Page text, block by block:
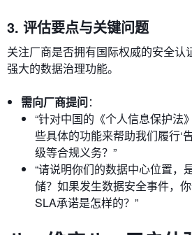
3. 评估要点与关键问题
关注厂商是否拥有国际权威的安全认
强大的数据治理功能。
需向厂商提问：
“针对中国的《个人信息保护法
些具体的功能来帮助我们履行‘
级等合规义务？”
“请说明你们的数据中心位置，
储？如果发生数据安全事件，
SLA承诺是怎样的？”